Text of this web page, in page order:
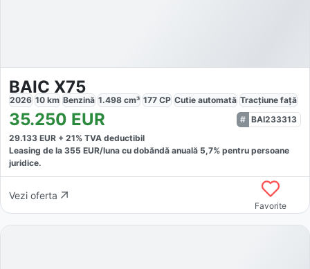
BAIC X75
2026 10 km Benzină 1.498 cm³ 177 CP Cutie automată Tracțiune față
35.250 EUR
BAI233313
29.133 EUR + 21% TVA deductibil
Leasing de la 355 EUR/luna cu dobăndă anuală 5,7% pentru persoane
juridice.
Vezi oferta
Favorite